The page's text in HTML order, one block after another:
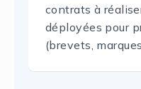
contrats à
déployées pour
(brevets,